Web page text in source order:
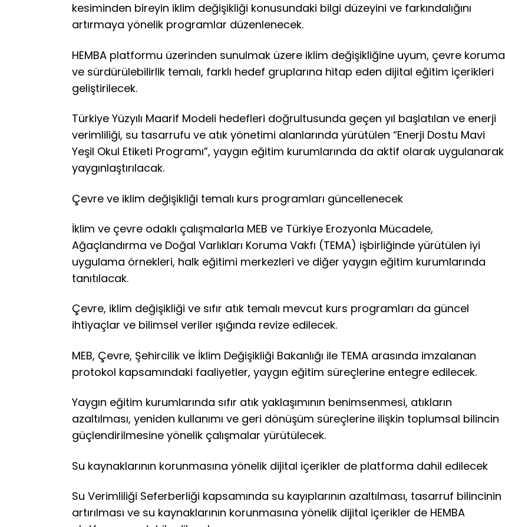
kesiminden bireyin iklim değişikliği konusundaki bilgi düzeyini ve farkındalığını
artırmaya yönelik programlar düzenlenecek.
HEMBA platformu üzerinden sunulmak üzere iklim değişikliğine uyum, çevre koruma
ve sürdürülebilirlik temalı, farklı hedef gruplarına hitap eden dijital eğitim içerikleri
geliştirilecek.
Türkiye Yüzyılı Maarif Modeli hedefleri doğrultusunda geçen yıl başlatılan ve enerji
verimliliği, su tasarrufu ve atık yönetimi alanlarında yürütülen “Enerji Dostu Mavi
Yeşil Okul Etiketi Programı”, yaygın eğitim kurumlarında da aktif olarak uygulanarak
yaygınlaştırılacak.
Çevre ve iklim değişikliği temalı kurs programları güncellenecek
İklim ve çevre odaklı çalışmalarla MEB ve Türkiye Erozyonla Mücadele,
Ağaçlandırma ve Doğal Varlıkları Koruma Vakfı (TEMA) işbirliğinde yürütülen iyi
uygulama örnekleri, halk eğitimi merkezleri ve diğer yaygın eğitim kurumlarında
tanıtılacak.
Çevre, iklim değişikliği ve sıfır atık temalı mevcut kurs programları da güncel
ihtiyaçlar ve bilimsel veriler ışığında revize edilecek.
MEB, Çevre, Şehircilik ve İklim Değişikliği Bakanlığı ile TEMA arasında imzalanan
protokol kapsamındaki faaliyetler, yaygın eğitim süreçlerine entegre edilecek.
Yaygın eğitim kurumlarında sıfır atık yaklaşımının benimsenmesi, atıkların
azaltılması, yeniden kullanımı ve geri dönüşüm süreçlerine ilişkin toplumsal bilincin
güçlendirilmesine yönelik çalışmalar yürütülecek.
Su kaynaklarının korunmasına yönelik dijital içerikler de platforma dahil edilecek
Su Verimliliği Seferberliği kapsamında su kayıplarının azaltılması, tasarruf bilincinin
artırılması ve su kaynaklarının korunmasına yönelik dijital içerikler de HEMBA